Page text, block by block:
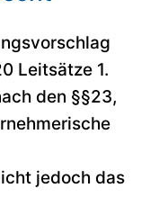
Leitsätze 1.
den §§23,
jedoch das